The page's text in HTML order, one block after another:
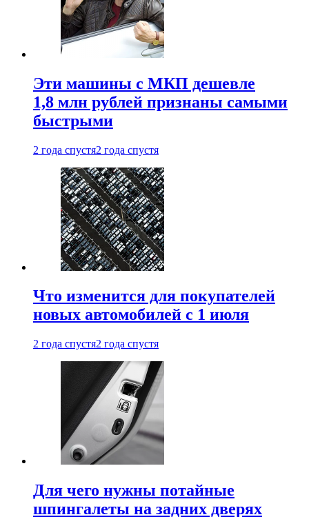
Эти машины с МКП дешевле
1,8 млн рублей признаны самыми
быстрыми
2 года спустя2 года спустя
Что изменится для покупателей
новых автомобилей с 1 июля
2 года спустя2 года спустя
Для чего нужны потайные
шпингалеты на задних дверях